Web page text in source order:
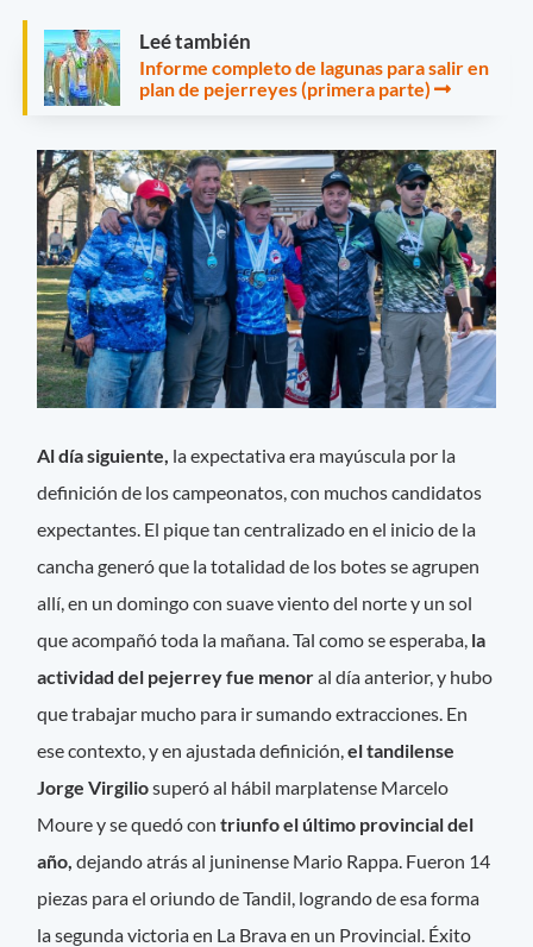
Leé también
Informe completo de lagunas para salir en
plan de pejerreyes (primera parte)
Al día siguiente, la expectativa era mayúscula por la
definición de los campeonatos, con muchos candidatos
expectantes. El pique tan centralizado en el inicio de la
cancha generó que la totalidad de los botes se agrupen
allí, en un domingo con suave viento del norte y un sol
que acompañó toda la mañana. Tal como se esperaba, la
actividad del pejerrey fue menoral día anterior, y hubo
que trabajar mucho para ir sumando extracciones. En
ese contexto, y en ajustada definición, el tandilense
Jorge Virgiliosuperó al hábil marplatense Marcelo
Moure y se quedó contriunfo el último provincial del
año,dejando atrás al juninense Mario Rappa. Fueron 14
piezas para el oriundo de Tandil, logrando de esa forma
la segunda victoria en La Brava en un Provincial. Éxito